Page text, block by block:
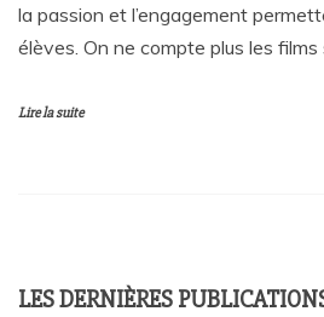
la passion et l’engagement
élèves. On ne compte plus les films
Lire la suite
LES DERNIÈRES